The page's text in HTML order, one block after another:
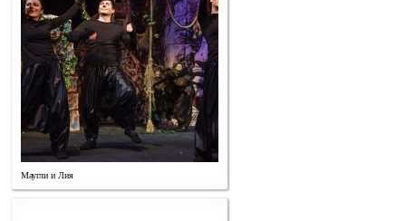
Маугли и Лия